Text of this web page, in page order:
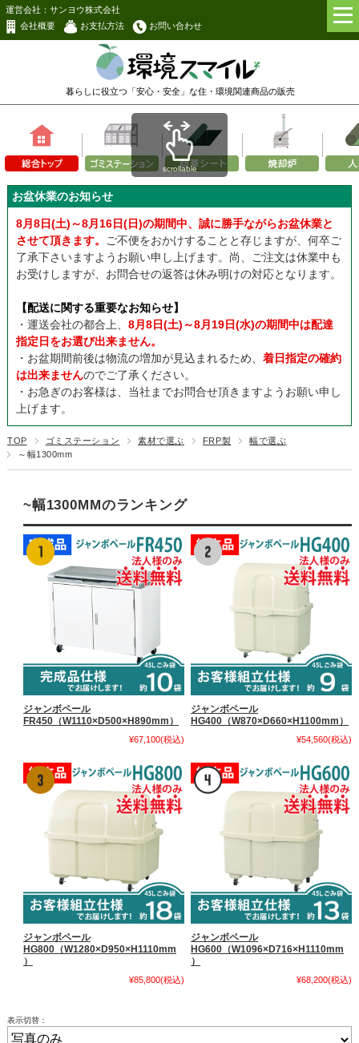
運営会社：サンヨウ株式会社
会社概要
お支払方法 お問い合わせ
暮らしに役立つ「安心・安全」な住・環境関連商品の販売
scrollable
お盆休業のお知らせ
8月8日(土)～8月16日(日)の期間中、誠に勝手ながらお盆休業と
させて頂きます。
ご不便をおかけすることと存じますが、何卒ご
了承下さいますようお願い申し上げます。尚、ご注文は休業中も
お受けしますが、お問合せの返答は休み明けの対応となります。
【配送に関する重要なお知らせ】
・運送会社の都合上、 8月8日(土)～8月19日(水)の期間中は配達
指定日をお選び出来ません。
・お盆期間前後は物流の増加が見込まれるため、 着日指定の確約
は出来ませんのでご了承ください。
・お急ぎのお客様は、当社までお問合せ頂きますようお願い申し
上げます。
TOP ゴミステーション 素材で選ぶ FRP製
幅で選ぶ
～幅1300mm
~幅1300MMのランキング
ジャンボペール
FR450（W1110×D500×H890mm）
¥67,100(税込)
ジャンボペール
HG400（W870×D660×H1100mm）
¥54,560(税込)
ジャンボペール
HG800（W1280×D950×H1110mm
）
¥85,800(税込)
ジャンボペール
HG600（W1096×D716×H1110mm
）
¥68,200(税込)
表示切替：